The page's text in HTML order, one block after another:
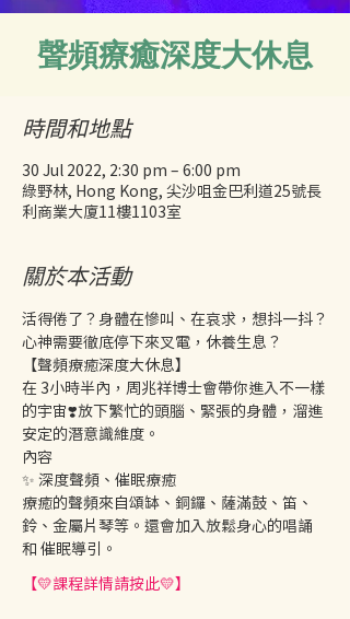
聲頻療癒深度大休息
時間和地點
30 Jul 2022, 2:30 pm – 6:00 pm
綠野林, Hong Kong, 尖沙咀金巴利道25號長
利商業大廈11樓1103室
關於本活動
活得倦了？身體在慘叫、在哀求，想抖一抖？
心神需要徹底停下來叉電，休養生息？
【聲頻療癒深度大休息】
在 3小時半內，周兆祥博士會帶你進入不一樣
的宇宙❣️放下繁忙的頭腦、緊張的身體，溜進
安定的潛意識維度。
內容
✨️ 深度聲頻、催眠療癒
療癒的聲頻來自頌缽、銅鑼、薩滿鼓、笛、
鈴、金屬片琴等。還會加入放鬆身心的唱誦
和 催眠導引。
【💛課程詳情請按此💛】